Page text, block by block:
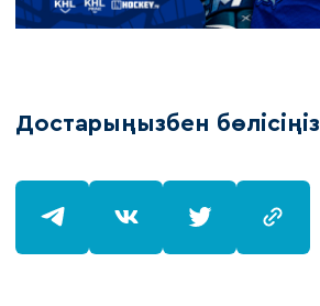
Достарыңызбен бөлісіңіз